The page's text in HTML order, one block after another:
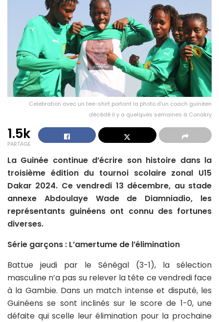
Celebration avec un tee-shirt portant la photo d'un coach guinéen
décédé il y a quelques semaines à Conakry
1.5k
PARTAGE
La Guinée continue d’écrire son histoire dans la
troisième édition du tournoi scolaire zonal U15
Dakar 2024. Ce vendredi 13 décembre, au stade
annexe Abdoulaye Wade de Diamniadio, les
représentants guinéens ont connu des fortunes
diverses.
Série garçons : L’amertume de l’élimination
Battue jeudi par le Sénégal (3-1), la sélection
masculine n’a pas su relever la tête ce vendredi face
à la Gambie. Dans un match intense et disputé, les
Guinéens se sont inclinés sur le score de 1-0, une
défaite qui scelle leur élimination pour la prochaine